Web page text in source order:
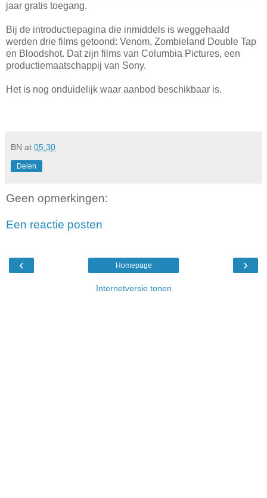
jaar gratis toegang.
Bij de introductiepagina die inmiddels is weggehaald
werden drie films getoond: Venom, Zombieland Double Tap
en Bloodshot. Dat zijn films van Columbia Pictures, een
productiemaatschappij van Sony.
Het is nog onduidelijk waar aanbod beschikbaar is.
BN at 05:30
Delen
Geen opmerkingen:
Een reactie posten
‹ ›
Homepage
Internetversie tonen